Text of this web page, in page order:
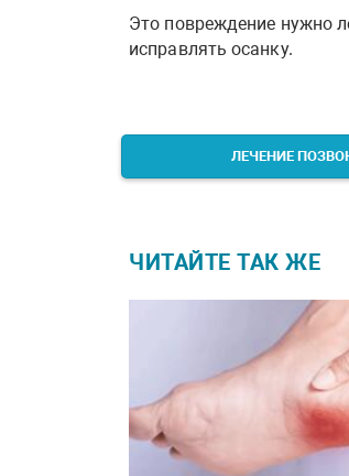
Это повреждение нужно
исправлять осанку.
ЛЕЧЕНИЕ
ЧИТАЙТЕ ТАК ЖЕ